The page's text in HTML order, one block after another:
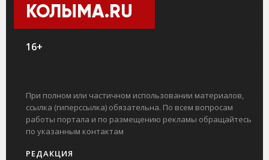
КОЛЫМА.RU
16+
При полном или частичном использовании материалов,
ссылка (гиперссылка) обязательна. По всем вопросам
работы портала и по размещению рекламы обращайтесь
по указанным контактам
РЕДАКЦИЯ